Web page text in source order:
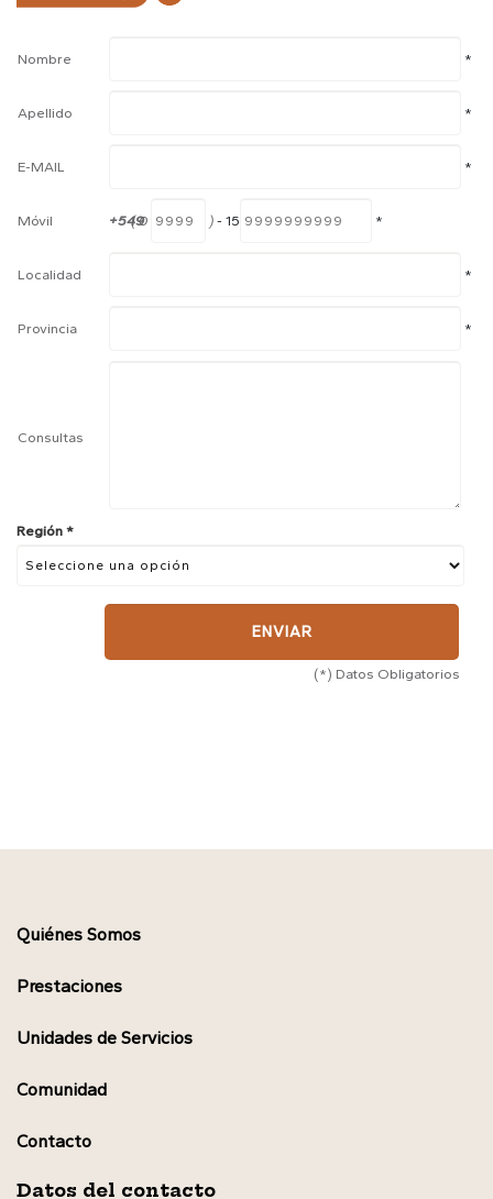
Quiénes Somos
Prestaciones
Unidades de Servicios
Comunidad
Contacto
Datos del contacto